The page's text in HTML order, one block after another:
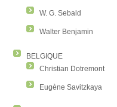
W. G. Sebald
Walter Benjamin
BELGIQUE
Christian Dotremont
Eugène Savitzkaya